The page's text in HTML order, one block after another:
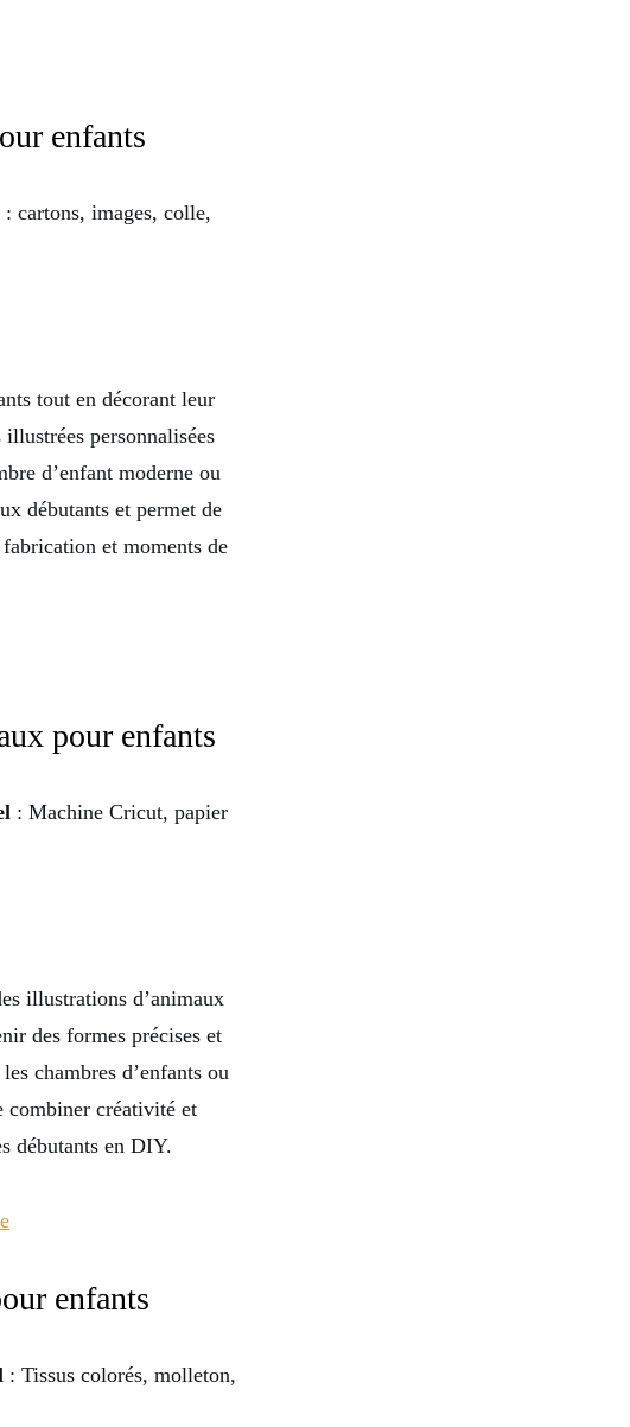
enfants
: cartons, images, colle,
tout en décorant leur
personnalisées
d’enfant moderne ou
débutants et permet de
et moments de
pour enfants
: Machine Cricut, papier
illustrations d’animaux
des formes précises et
chambres d’enfants ou
combiner créativité et
débutants en DIY.
enfants
: Tissus colorés, molleton,